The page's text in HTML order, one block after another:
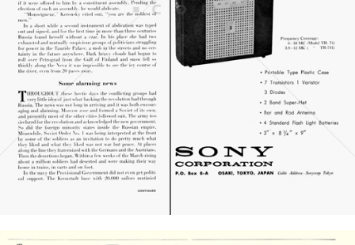
SONY Sony Austria GmbH 1958